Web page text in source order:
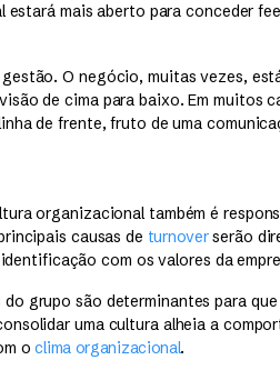
mais aberto para conceder
O negócio, muitas vezes,
de cima para baixo. Em muitos
de frente, fruto de uma
organizacional também é
causas de turnoverserão
com os valores da
grupo são determinantes para
uma cultura alheia a
oclima organizacional.